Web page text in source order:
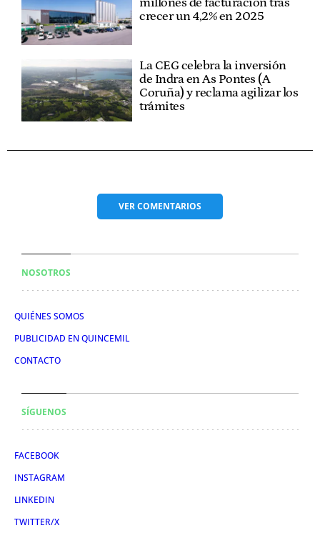
crecer un 4,2% en 2025
La CEG celebra la inversión
de Indra en As Pontes (A
Coruña) y reclama agilizar los
trámites
VERCOMENTARIOS
NOSOTROS
QUIÉNES SOMOS
PUBLICIDAD EN QUINCEMIL
CONTACTO
SÍGUENOS
FACEBOOK
INSTAGRAM
LINKEDIN
TWITTER/X